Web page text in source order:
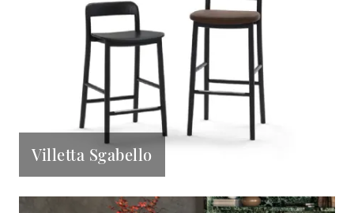
Villetta Sgabello